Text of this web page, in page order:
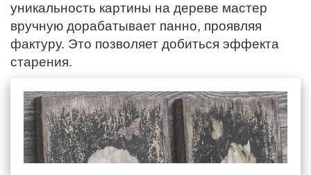
уникальность картины на дереве мастер
вручную дорабатывает панно, проявляя
фактуру. Это позволяет добиться эффекта
старения.